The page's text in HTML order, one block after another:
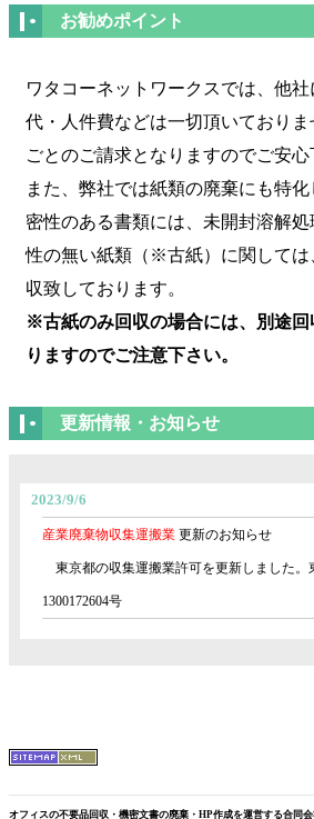
お勧めポイント
ワタコーネットワークスでは、他
代・人件費などは一切頂いておりま
ごとのご請求となりますのでご安心
また、弊社では紙類の廃棄にも特
密性のある書類には、未開封溶解
性の無い紙類（※古紙）に関しては
収致しております。
※古紙のみ回収の場合には、別途回
りますのでご注意下さい。
更新情報・お知らせ
2023/9/6
産業廃棄物収集運搬業 更新のお知らせ
東京都の収集運搬業許可を更新しました。
1300172604号
1300172604号
オフィスの不要品回収・機密文書の廃棄・HP作成を運営する合同